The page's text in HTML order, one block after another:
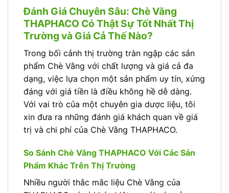
Đánh Giá Chuyên Sâu: Chè Vằng
THAPHACO Có Thật Sự Tốt Nhất Thị
Trường và Giá Cả Thế Nào?
Trong bối cảnh thị trường tràn ngập các sản
phẩm Chè Vằng với chất lượng và giá cả đa
dạng, việc lựa chọn một sản phẩm uy tín, xứng
đáng với giá tiền là điều không hề dễ dàng.
Với vai trò của một chuyên gia dược liệu, tôi
xin đưa ra những đánh giá khách quan về giá
trị và chi phí của Chè Vằng THAPHACO.
So Sánh Chè Vằng THAPHACO Với Các Sản
Phẩm Khác Trên Thị Trường
Nhiều người thắc mắc liệu Chè Vằng của